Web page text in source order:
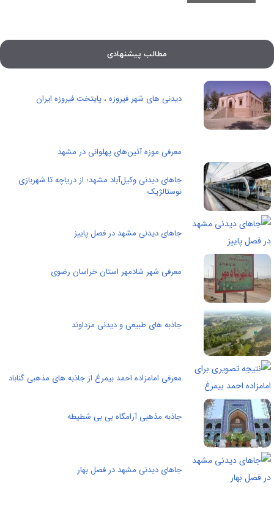
مطالب پیشنهادی
دیدنی های شهر فیروزه ، پایتخت فیروزه ایران
معرفی موزه آئین‌های پهلوانی در مشهد
جاهای دیدنی وکیل‌آباد مشهد؛ از دریاچه تا شهربازی
نوستالژیک
جاهای دیدنی مشهد در فصل پاییز
معرفی شهر شادمهر استان خراسان رضوی
جاذبه های طبیعی و دیدنی مزداوند
معرفی امامزاده احمد بیمرغ از جاذبه های مذهبی گناباد
جاذبه مذهبی آرامگاه بی بی شطیطه
جاهای دیدنی مشهد در فصل بهار